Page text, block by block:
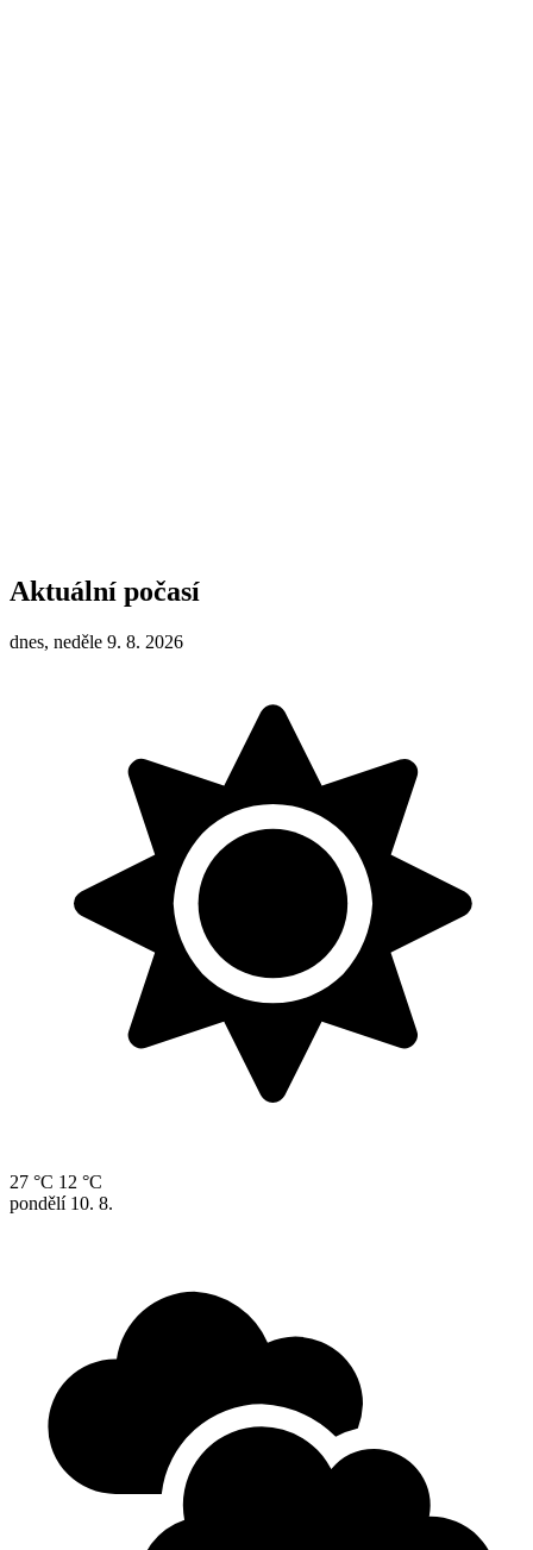
Aktuální počasí
dnes, neděle 9. 8. 2026
27 °C 12 °C
pondělí 10. 8.